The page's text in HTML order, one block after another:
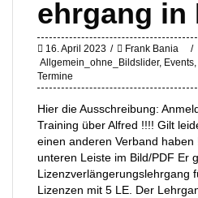
ehrgang in
16. April 2023
Frank Bania
Allgemein_ohne_Bildslider, Events,
Termine
Hier die Ausschreibung:
Training über Alfred !!!! Gilt
einen anderen Verband
unteren Leiste im Bild/PDF Er
Lizenzverlängerungslehrgang
Lizenzen mit 5 LE. Der